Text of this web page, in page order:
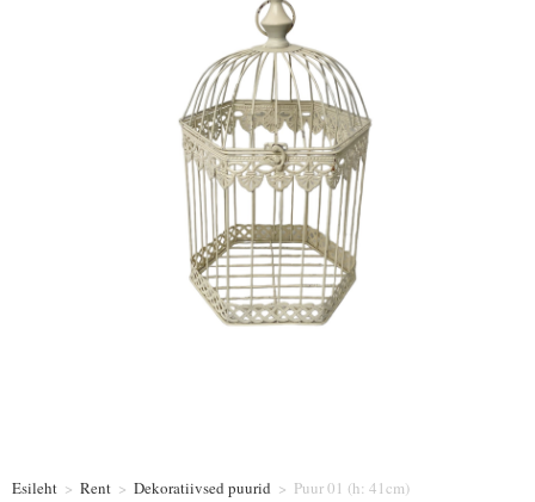
Esileht > Rent > Dekoratiivsed puurid > Puur 01 (h: 41cm)